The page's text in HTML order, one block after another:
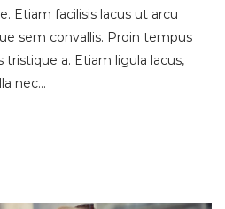
Etiam facilisis lacus ut arcu
sem convallis. Proin tempus
tristique a. Etiam ligula lacus,
nec…